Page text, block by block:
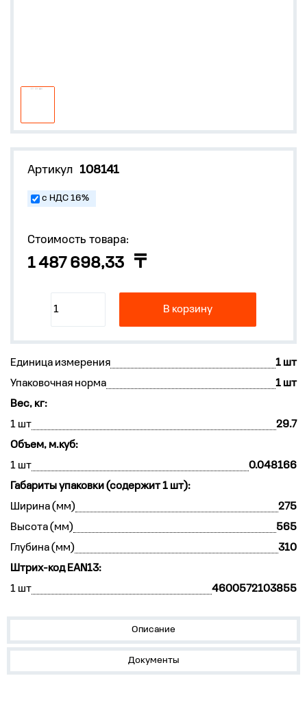
Артикул 108141
с НДС 16%
Стоимость товара:
1 487 698,33
В корзину
Единица измерения
1 шт
Упаковочная норма
1 шт
Вес, кг:
1 шт
29.7
Объем, м.куб:
1 шт
0.048166
Габариты упаковки (содержит 1 шт):
Ширина (мм)
275
Высота (мм)
565
Глубина (мм)
310
Штрих-код EAN13:
1 шт
4600572103855
Описание
Документы